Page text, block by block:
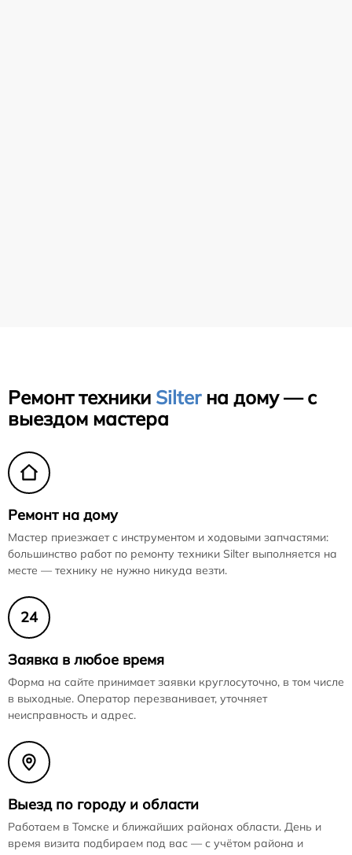
Ремонт техники Silterна дому — с
выездом мастера
Ремонт на дому
Мастер приезжает с инструментом и ходовыми запчастями:
большинство работ по ремонту техники Silter выполняется на
месте — технику не нужно никуда везти.
24
Заявка в любое время
Форма на сайте принимает заявки круглосуточно, в том числе
в выходные. Оператор перезванивает, уточняет
неисправность и адрес.
Выезд по городу и области
Работаем в Томске и ближайших районах области. День и
время визита подбираем под вас — с учётом района и